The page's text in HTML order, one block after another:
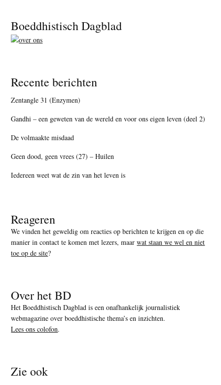
Footer
Boeddhistisch Dagblad
Recente berichten
Zentangle 31 (Enzymen)
Gandhi – een geweten van de wereld en voor ons eigen leven (deel 2)
De volmaakte misdaad
Geen dood, geen vrees (27) – Huilen
Iedereen weet wat de zin van het leven is
Reageren
We vinden het geweldig om reacties op berichten te krijgen en op die
manier in contact te komen met lezers, maarwat staan we wel en niet
toe op de site?
Over het BD
Het Boeddhistisch Dagblad is een onafhankelijk journalistiek
webmagazine over boeddhistische thema’s en inzichten.
Lees ons colofon.
Zie ook